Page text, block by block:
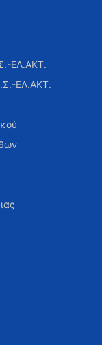
ΕΛ.ΑΚΤ.
ΕΛ.ΑΚΤ.